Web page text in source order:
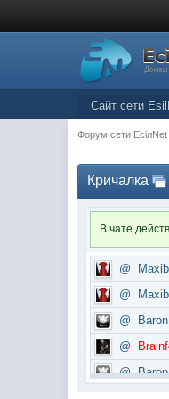
Сайт сети
Форум сети EciлNet
Кричалка
В чате
@
@
@
Baron
@
@
Baron